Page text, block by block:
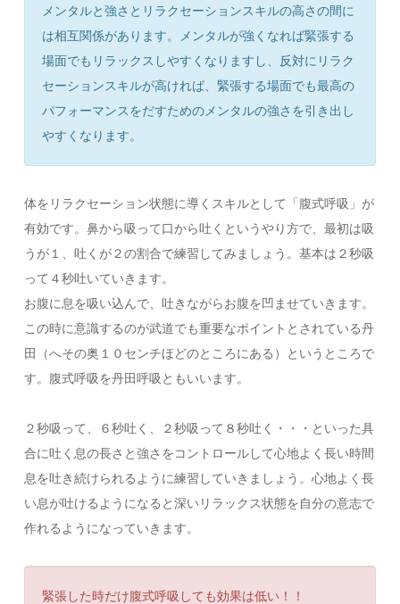
メンタルと強さとリラクセーションスキルの高さの間に
は相互関係があります。メンタルが強くなれば緊張する
場面でもリラックスしやすくなりますし、反対にリラク
セーションスキルが高ければ、緊張する場面でも最高の
パフォーマンスをだすためのメンタルの強さを引き出し
やすくなります。
体をリラクセーション状態に導くスキルとして「腹式呼吸」が
有効です。鼻から吸って口から吐くというやり方で、最初は吸
うが１、吐くが２の割合で練習してみましょう。基本は２秒吸
って４秒吐いていきます。
お腹に息を吸い込んで、吐きながらお腹を凹ませていきます。
この時に意識するのが武道でも重要なポイントとされている丹
田（へその奥１０センチほどのところにある）というところで
す。腹式呼吸を丹田呼吸ともいいます。
２秒吸って、６秒吐く、２秒吸って８秒吐く・・・といった具
合に吐く息の長さと強さをコントロールして心地よく長い時間
息を吐き続けられるように練習していきましょう。心地よく長
い息が吐けるようになると深いリラックス状態を自分の意志で
作れるようになっていきます。
緊張した時だけ腹式呼吸しても効果は低い！！